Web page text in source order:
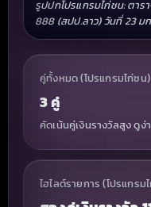
รูปปกโปรแกรมไก่ชน: ตา
888 (สปป.ลาว) วันที่ 23 ม
คู่ทั้งหมด (โปรแกรมไก่ชน)
3 คู่
คัดเน้นคู่เงินรางวัลสูง ดู
ไฮไลต์รายการ (โปรแกรม